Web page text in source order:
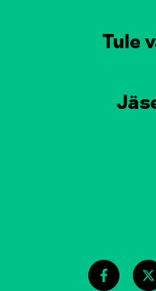
Tule